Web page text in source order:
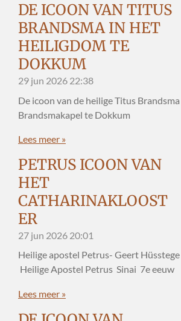
DE ICOON VAN TITUS
BRANDSMA IN HET
HEILIGDOM TE
DOKKUM
29 jun 2026 22:38
De icoon van de heilige Titus
Brandsmakapel te Dokkum
Lees meer »
PETRUS ICOON VAN
HET
CATHARINAKLOOST
ER
27 jun 2026 20:01
Heilige apostel Petrus- Geert
Heilige Apostel Petrus Sinai 7e eeuw
Lees meer »